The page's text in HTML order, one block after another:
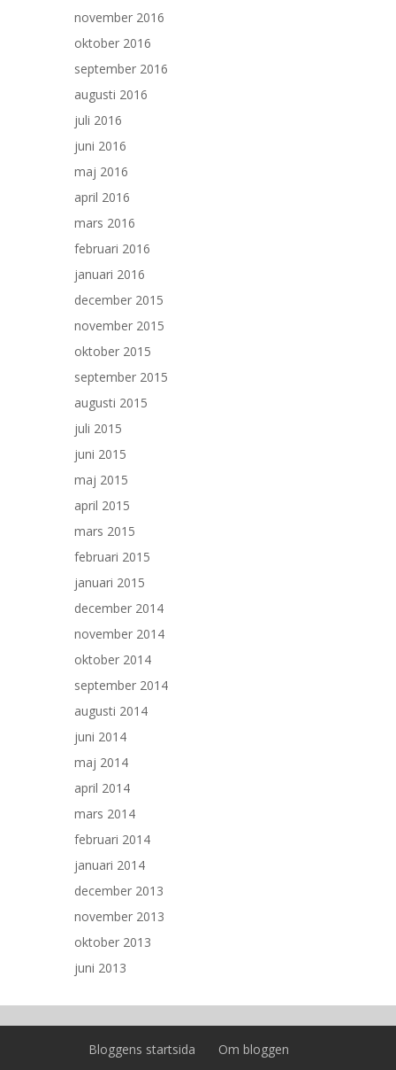
november 2016
oktober 2016
september 2016
augusti 2016
juli 2016
juni 2016
maj 2016
april 2016
mars 2016
februari 2016
januari 2016
december 2015
november 2015
oktober 2015
september 2015
augusti 2015
juli 2015
juni 2015
maj 2015
april 2015
mars 2015
februari 2015
januari 2015
december 2014
november 2014
oktober 2014
september 2014
augusti 2014
juni 2014
maj 2014
april 2014
mars 2014
februari 2014
januari 2014
december 2013
november 2013
oktober 2013
juni 2013
Bloggens startsida Om bloggen